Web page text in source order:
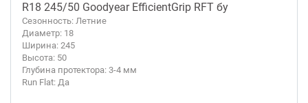
R18 245/50 Goodyear EfficientGrip RFT бу
Сезонность: Летние
Диаметр: 18
Ширина: 245
Высота: 50
Глубина протектора: 3-4 мм
Run Flat: Да